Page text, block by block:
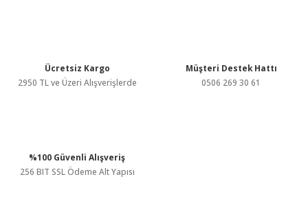
Bu ürüne benzer farklı alternatifler olmalı.
Ücretsiz Kargo
2950 TL ve Üzeri Alışverişlerde
Müşteri Destek Hattı
0506 269 30 61
%100 Güvenli Alışveriş
256 BIT SSL Ödeme Alt Yapısı